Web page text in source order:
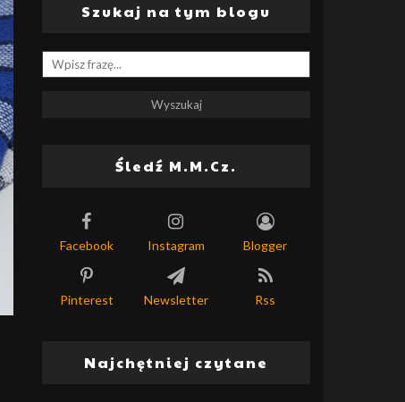
Szukaj na tym blogu
Śledź M.M.Cz.
Facebook Instagram Blogger
Pinterest Newsletter Rss
Najchętniej czytane